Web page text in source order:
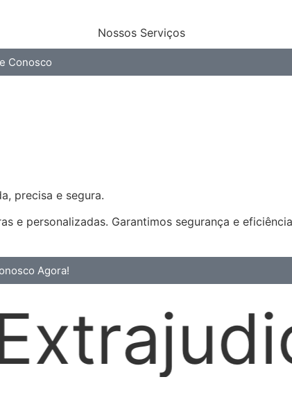
Nossos Serviços
Conosco
precisa e segura.
e personalizadas. Garantimos segurança e
Agora!